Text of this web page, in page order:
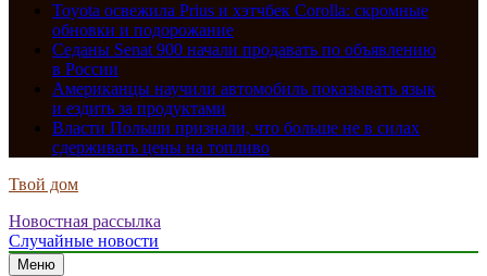
Toyota освежила Prius и хэтчбек Corolla: скромные
обновки и подорожание
Седаны Senat 900 начали продавать по объявлению
в России
Американцы научили автомобиль показывать язык
и ездить за продуктами
Власти Польши признали, что больше не в силах
сдерживать цены на топливо
Твой дом
Новостная рассылка
Случайные новости
Меню